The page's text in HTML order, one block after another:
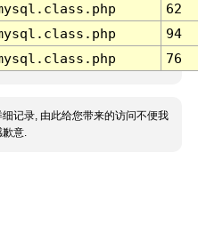
62
94
76
记录, 由此给您带来的访问不便我
歉意.